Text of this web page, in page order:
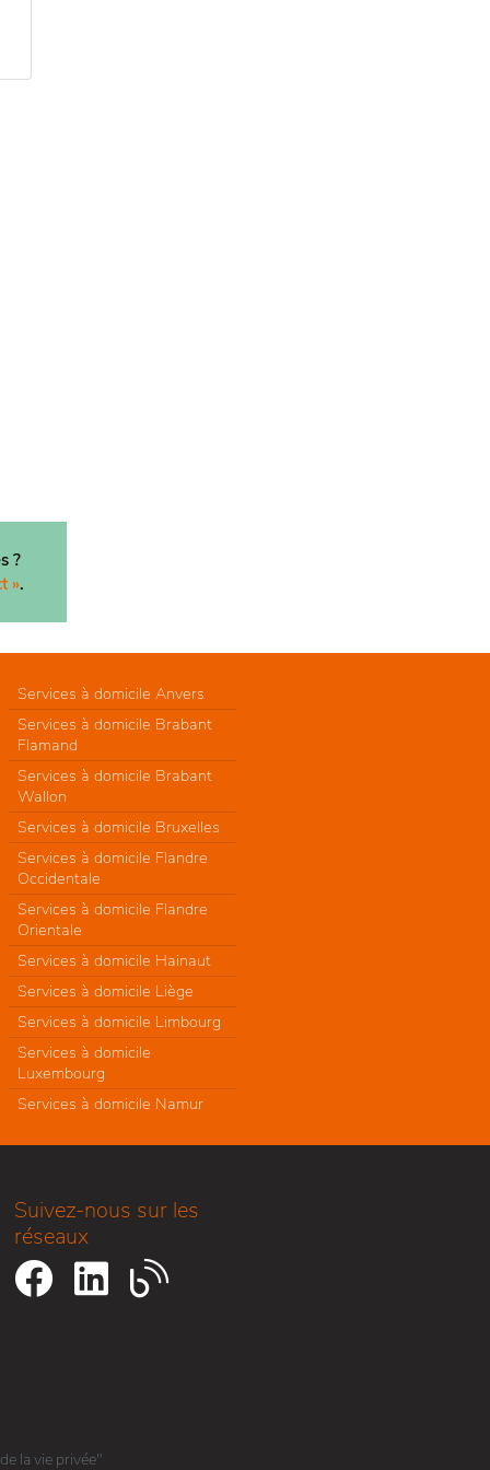
?
».
Services à domicile Anvers
Services à domicile Brabant
Flamand
Services à domicile Brabant
Wallon
Services à domicile Bruxelles
Services à domicile Flandre
Occidentale
Services à domicile Flandre
Orientale
Services à domicile Hainaut
Services à domicile Liège
Services à domicile Limbourg
Services à domicile
Luxembourg
Services à domicile Namur
Suivez-nous sur les
réseaux
la vie privée"